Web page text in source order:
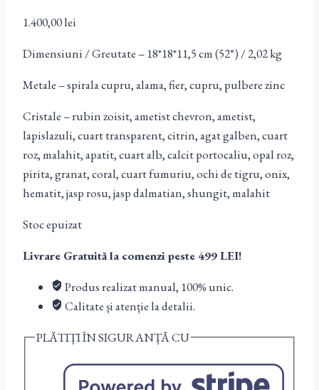
1.400,00lei
Dimensiuni / Greutate – 18*18*11,5 cm (52°) / 2,02 kg
Metale – spirala cupru, alama, fier, cupru, pulbere zinc
Cristale – rubin zoisit, ametist chevron, ametist,
lapislazuli, cuart transparent, citrin, agat galben, cuart
roz, malahit, apatit, cuart alb, calcit portocaliu, opal roz,
pirita, granat, coral, cuart fumuriu, ochi de tigru, onix,
hematit, jasp rosu, jasp dalmatian, shungit, malahit
Stoc epuizat
Livrare Gratuită la comenzi peste 499 LEI!
Produs realizat manual, 100% unic.
Calitate și atenție la detalii.
PLĂTIȚI ÎN SIGURANȚĂ CU